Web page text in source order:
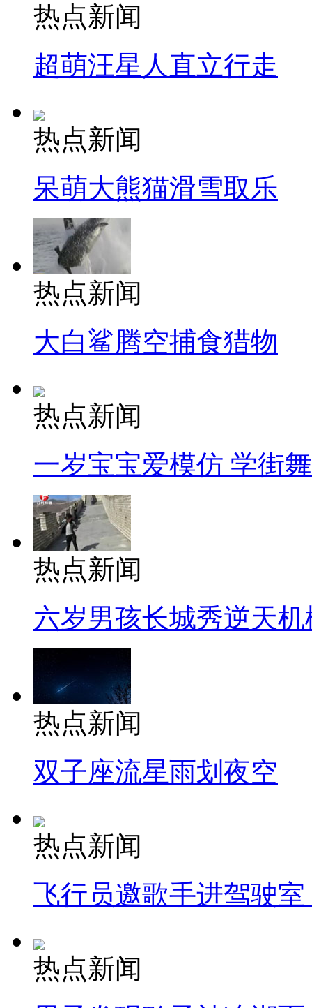
热点新闻
超萌汪星人直立行走
热点新闻
呆萌大熊猫滑雪取乐
热点新闻
大白鲨腾空捕食猎物
热点新闻
一岁宝宝爱模仿 学街
热点新闻
六岁男孩长城秀逆天机
热点新闻
双子座流星雨划夜空
热点新闻
飞行员邀歌手进驾驶
热点新闻